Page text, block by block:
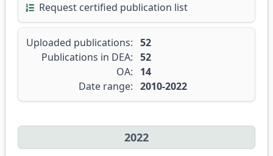
Request certified publication list
Uploaded publications: 52
Publications in DEA: 52
OA:
14
Date range: 2010-2022
2022